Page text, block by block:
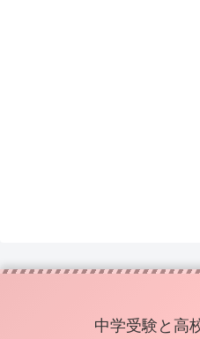
中学受験と高